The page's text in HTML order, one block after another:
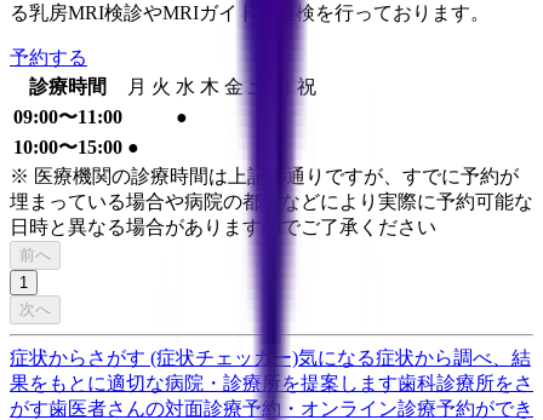
る乳房MRI検診やMRIガイド下生検を行っております。
予約する
診療時間
月 火 水 木 金 土
祝
09:00〜11:00
●
10:00〜15:00 ●
※ 医療機関の診療時間は上記の通りですが、すでに予約が
埋まっている場合や病院の都合などにより実際に予約可能な
日時と異なる場合がありますのでご了承ください
前へ
1
次へ
症状からさがす (症状チェッカー)気になる症状から調べ、結
果をもとに適切な病院・診療所を提案します歯科診療所をさ
がす歯医者さんの対面診療予約・オンライン診療予約ができ